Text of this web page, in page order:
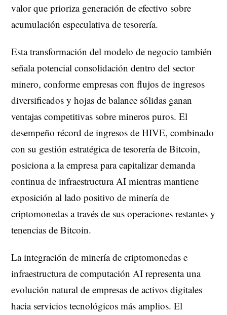
valor que prioriza generación de efectivo sobre
acumulación especulativa de tesorería.
Esta transformación del modelo de negocio también
señala potencial consolidación dentro del sector
minero, conforme empresas con flujos de ingresos
diversificados y hojas de balance sólidas ganan
ventajas competitivas sobre mineros puros. El
desempeño récord de ingresos de HIVE, combinado
con su gestión estratégica de tesorería de Bitcoin,
posiciona a la empresa para capitalizar demanda
continua de infraestructura AI mientras mantiene
exposición al lado positivo de minería de
criptomonedas a través de sus operaciones restantes y
tenencias de Bitcoin.
La integración de minería de criptomonedas e
infraestructura de computación AI representa una
evolución natural de empresas de activos digitales
hacia servicios tecnológicos más amplios. El